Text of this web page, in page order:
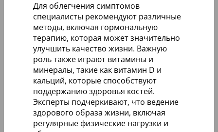
Для облегчения симптомов
специалисты рекомендуют различные
методы, включая гормональную
терапию, которая может значительно
улучшить качество жизни. Важную
роль также играют витамины и
минералы, такие как витамин D и
кальций, которые способствуют
поддержанию здоровья костей.
Эксперты подчеркивают, что ведение
здорового образа жизни, включая
регулярные физические нагрузки и